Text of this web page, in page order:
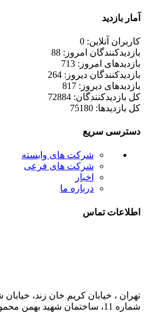
آمار بازدید
کاربران آنلاین: 0
بازدیدکنندگان امروز: 88
بازدیدهای امروز: 713
بازدیدکنندگان دیروز: 264
بازدیدهای دیروز: 817
کل بازدیدکنند‌گان: 72884
کل بازدیدها: 75180
دسترسی سریع
شرکت های وابسته
شرکت های فرعی
اخبار
درباره ما
اطلاعات تماس
تهران ، خیابان کریم خان زند،
شماره 11، ساختمان شهید بهمن محمودپور